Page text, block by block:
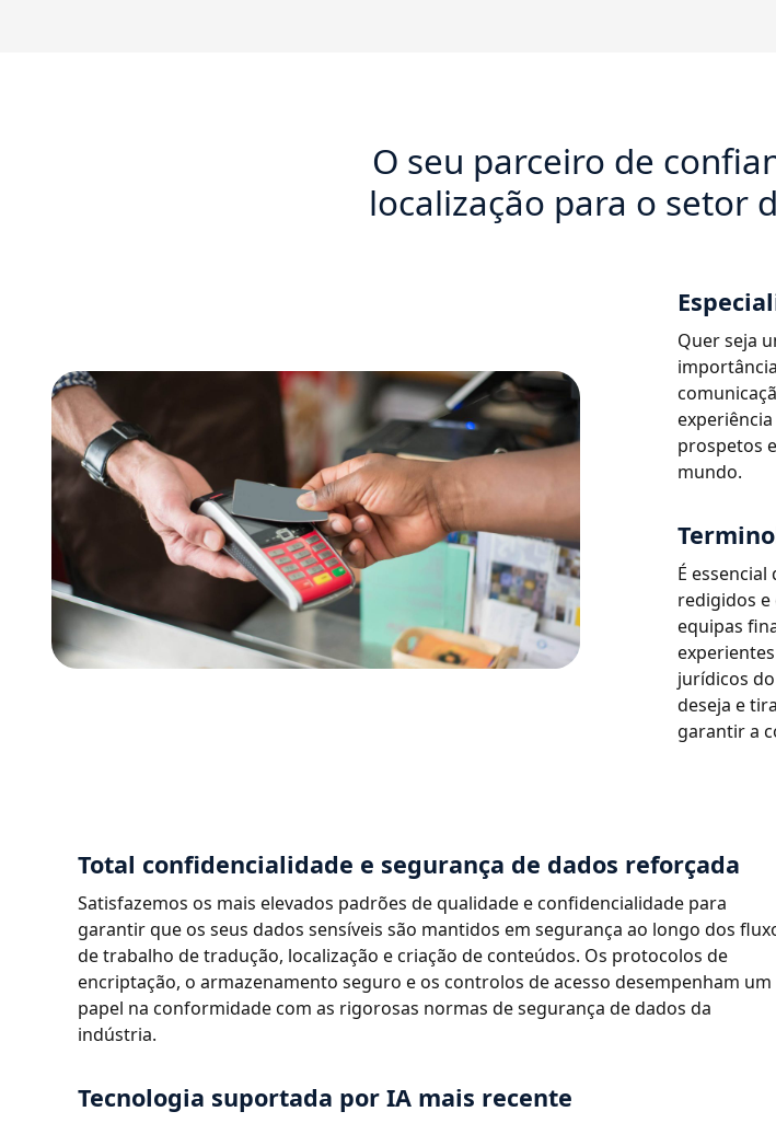
O seu parceiro de
localização para o setor
Quer seja
prospetos
mundo.
É
redigidos e
equipas
jurídicos
deseja e
garantir a
Total confidencialidade e segurança de dados reforçada
Satisfazemos os mais elevados padrões de qualidade e confidencialidade para
garantir que os seus dados sensíveis são mantidos em segurança ao longo dos
de trabalho de tradução, localização e criação de conteúdos. Os protocolos de
encriptação, o armazenamento seguro e os controlos de acesso desempenham um
papel na conformidade com as rigorosas normas de segurança de dados da
indústria.
Tecnologia suportada por IA mais recente